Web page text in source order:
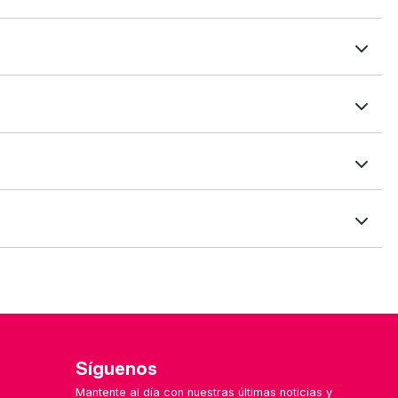
precios, compatibilidades, valoraciones y más.
integraciones, sectores recomendados y
filtros te ayudarán a encontrar soluciones según el
de contacto. ¡Nos encanta mejorar con tu
Síguenos
Mantente al día con nuestras últimas noticias y